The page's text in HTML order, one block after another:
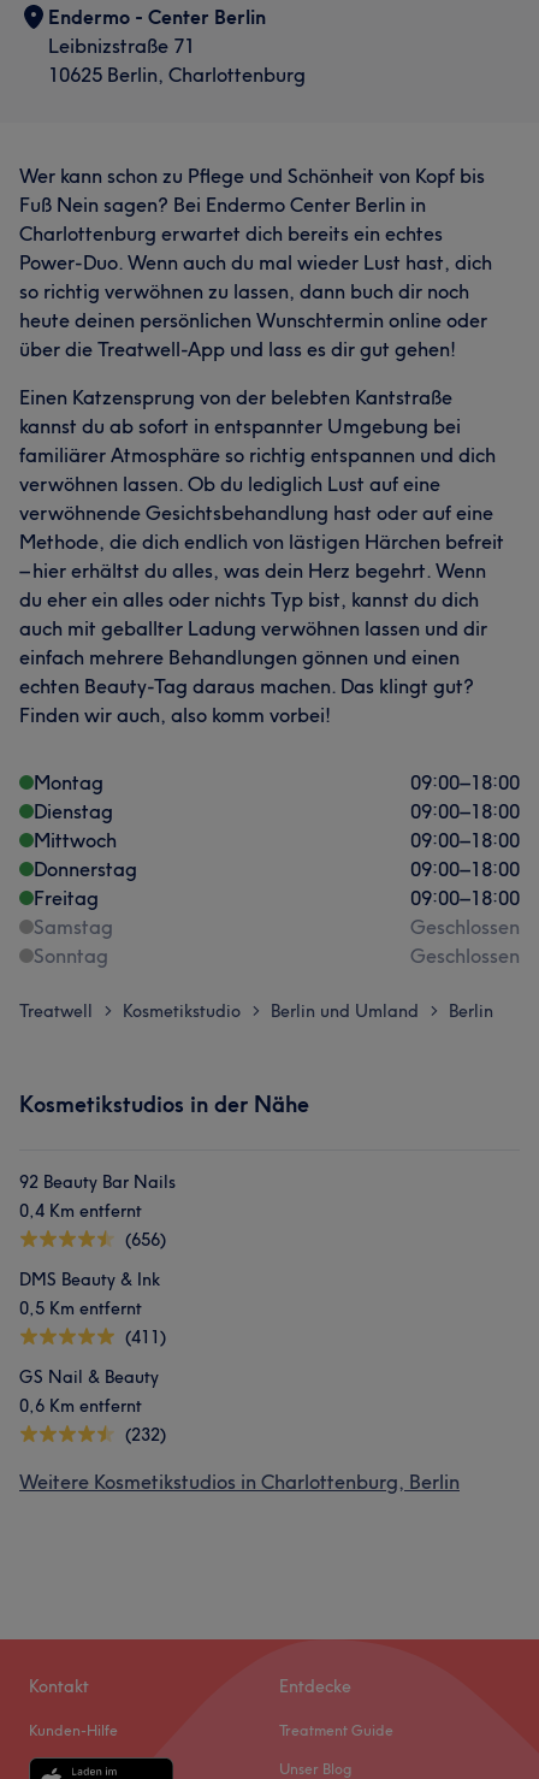
Endermo - Center Berlin
Leibnizstraße 71
10625 Berlin, Charlottenburg
Wer kann schon zu Pflege und Schönheit von Kopf bis
Fuß Nein sagen? Bei Endermo Center Berlin in
Charlottenburg erwartet dich bereits ein echtes
Power-Duo. Wenn auch du mal wieder Lust hast, dich
so richtig verwöhnen zu lassen, dann buch dir noch
heute deinen persönlichen Wunschtermin online oder
über die Treatwell-App und lass es dir gut gehen!
Einen Katzensprung von der belebten Kantstraße
kannst du ab sofort in entspannter Umgebung bei
familiärer Atmosphäre so richtig entspannen und dich
verwöhnen lassen. Ob du lediglich Lust auf eine
verwöhnende Gesichtsbehandlung hast oder auf eine
Methode, die dich endlich von lästigen Härchen befreit
– hier erhältst du alles, was dein Herz begehrt. Wenn
du eher ein alles oder nichts Typ bist, kannst du dich
auch mit geballter Ladung verwöhnen lassen und dir
einfach mehrere Behandlungen gönnen und einen
echten Beauty-Tag daraus machen. Das klingt gut?
Finden wir auch, also komm vorbei!
Montag 09:00–18:00
Dienstag
09:00–18:00
Mittwoch
09:00–18:00
Donnerstag
09:00–18:00
Freitag
09:00–18:00
Samstag
Geschlossen
Sonntag
Geschlossen
Treatwell > Kosmetikstudio > Berlin und Umland > Berlin
Kosmetikstudios in der Nähe
92 Beauty Bar Nails
0,4 Km entfernt
(656)
DMS Beauty & Ink
0,5 Km entfernt
(411)
GS Nail & Beauty
0,6 Km entfernt
(232)
Weitere Kosmetikstudios in Charlottenburg, Berlin
Kontakt
Kunden-Hilfe
Entdecke
Treatment Guide
Unser Blog